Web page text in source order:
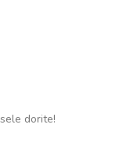
dorite!